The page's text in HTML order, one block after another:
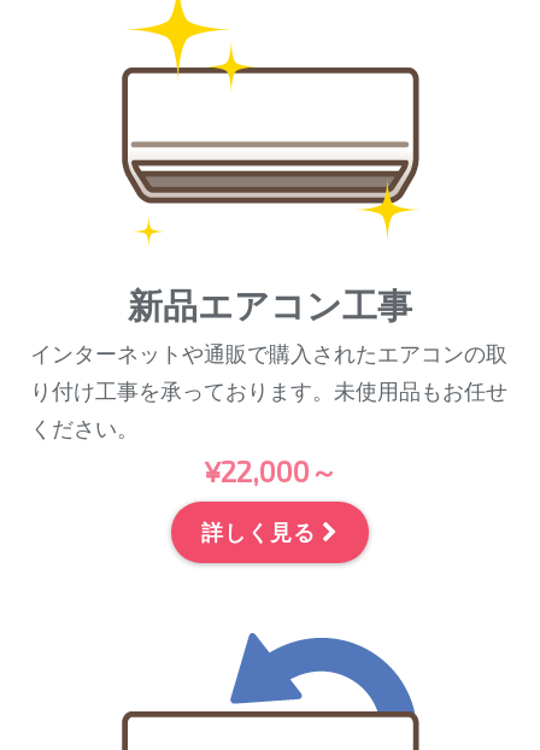
新品エアコン工事
インターネットや通販で購入されたエアコンの取
り付け工事を承っております。未使用品もお任せ
ください。
¥22,000～
詳しく見る